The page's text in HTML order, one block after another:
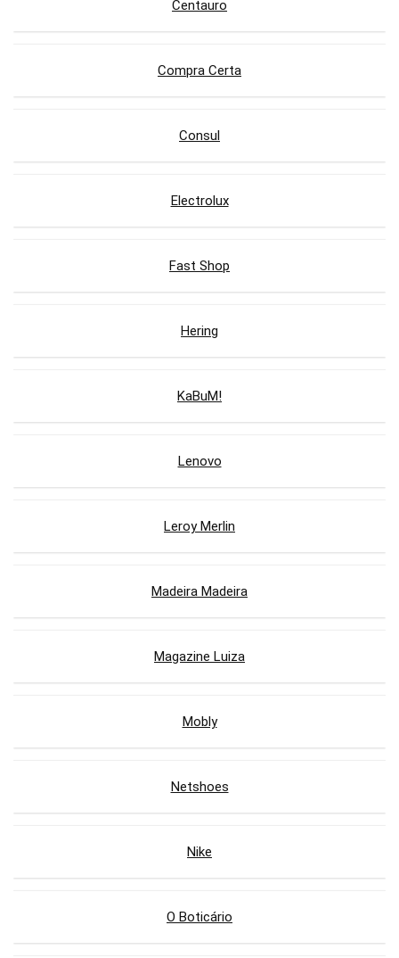
Centauro
Compra Certa
Consul
Electrolux
Fast Shop
Hering
KaBuM!
Lenovo
Leroy Merlin
Madeira Madeira
Magazine Luiza
Mobly
Netshoes
Nike
O Boticário